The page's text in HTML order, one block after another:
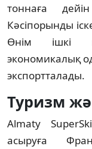
тоннаға
Кәсіпорынды
Өнім ішкі
экономикалық
экспортталады.
Туризм
Almaty
асыруға